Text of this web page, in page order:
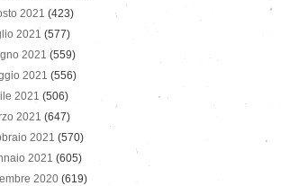
2021 (423)
2021 (577)
2021(559)
2021 (556)
2021 (506)
2021 (647)
2021 (570)
2021 (605)
2020 (619)